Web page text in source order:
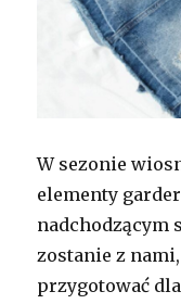
W sezonie
elementy
nadchodzącym
zostanie z
przygotować